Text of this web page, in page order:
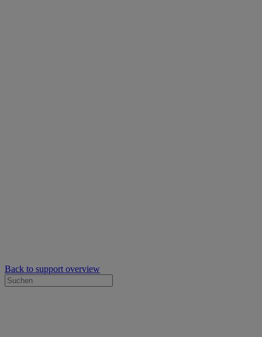
Back to support overview